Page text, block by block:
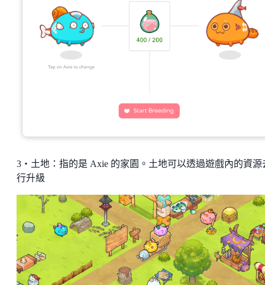
3・土地：指的是 Axie 的家園。土地可以透過遊戲內的資源
行升級